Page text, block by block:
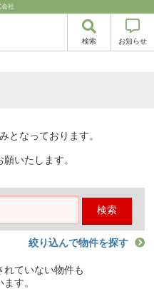
社
検索 お知らせ
となっております。
いたします。
検索
絞り込んで物件を探す
れていない物件も
す。